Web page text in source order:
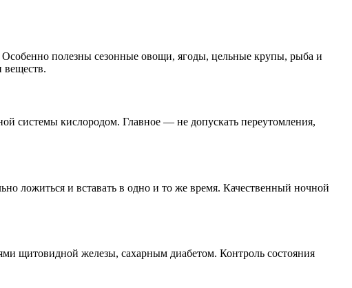
полезны сезонные овощи, ягоды, цельные крупы, рыба и
веществ.
системы кислородом. Главное — не допускать переутомления,
ложиться и вставать в одно и то же время. Качественный ночной
щитовидной железы, сахарным диабетом. Контроль состояния